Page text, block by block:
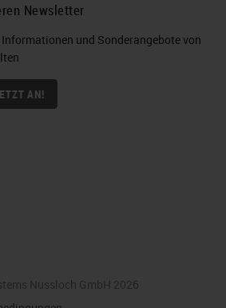
Newsletter
und Sonderangebote von
AN!
Nussloch GmbH 2026